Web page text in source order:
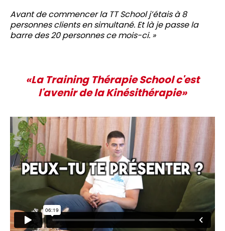
Avant de commencer la TT School j’étais à 8
personnes clients en simultané. Et là je passe la
barre des 20 personnes ce mois-ci. »
«La Training Thérapie School c'est
l'avenir de la Kinésithérapie»